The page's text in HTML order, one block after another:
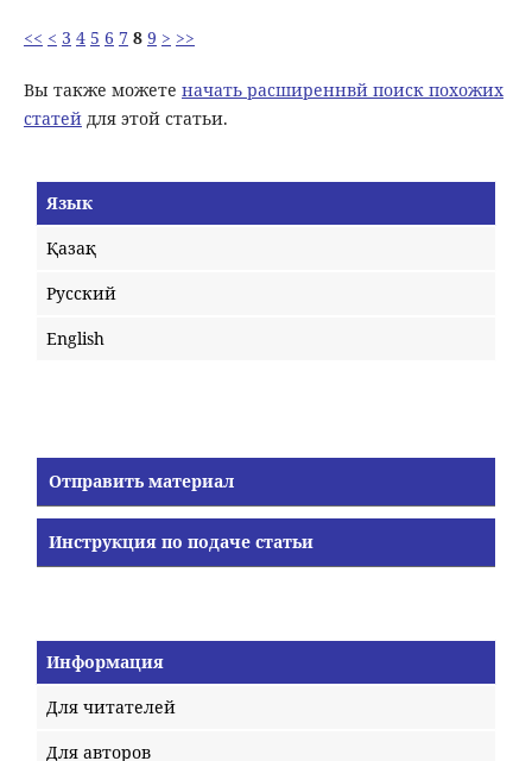
<< < 3 4 5 6 7 8 9 > >>
Вы также можете начать расширеннвй поиск похожих
статейдля этой статьи.
Язык
Қазақ
Русский
English
Отправить материал
Инструкция по подаче статьи
Информация
Для читателей
Для авторов